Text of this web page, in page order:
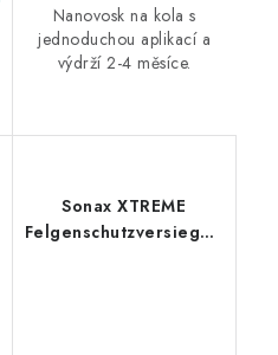
Nanovosk na kola s
jednoduchou aplikací a
výdrží 2-4 měsíce.
Sonax XTREME
Felgenschutzversiegelung